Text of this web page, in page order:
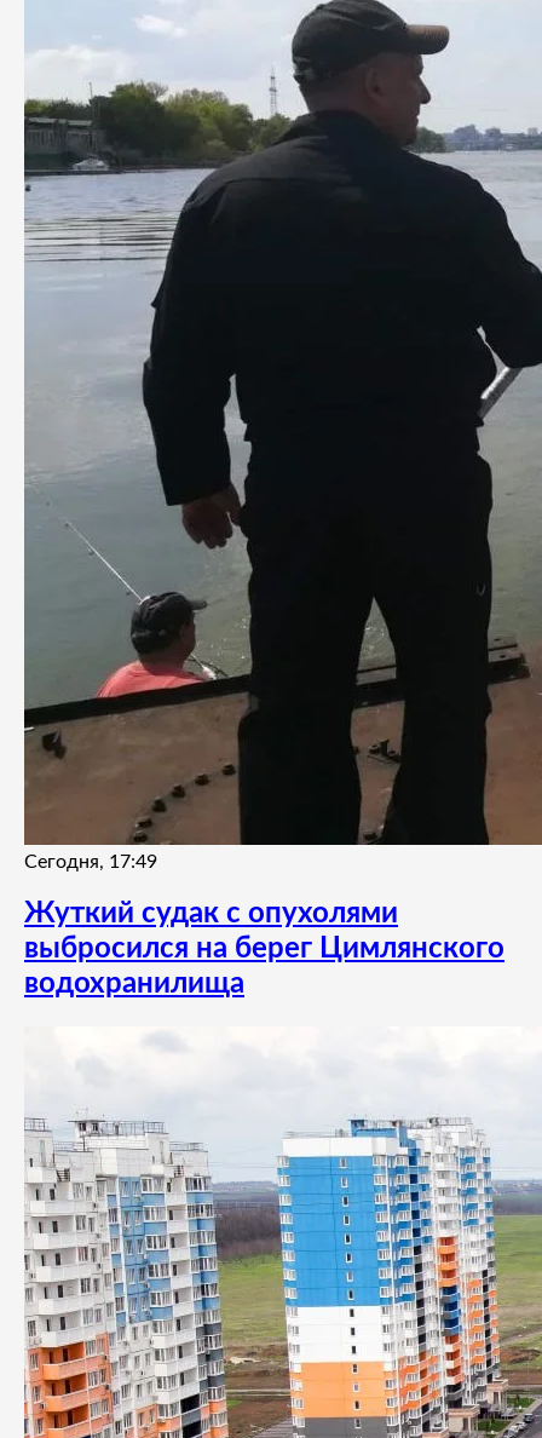
Сегодня, 17:49
Жуткий судак с опухолями
выбросился на берег Цимлянского
водохранилища